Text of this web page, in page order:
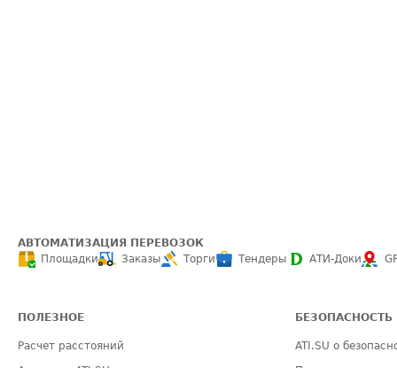
АВТОМАТИЗАЦИЯ ПЕРЕВОЗОК
Площадки
Заказы Торги Тендеры АТИ-Доки
ПОЛЕЗНОЕ
Расчет расстояний
БЕЗОПАСНОСТЬ
ATI.SU о